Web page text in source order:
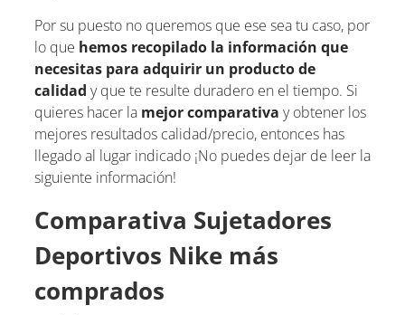
Por su puesto no queremos que ese sea tu caso, por
lo que hemos recopilado la información que
necesitas para adquirir un producto de
calidad y que te resulte duradero en el tiempo. Si
quieres hacer la mejor comparativa y obtener los
mejores resultados calidad/precio, entonces has
llegado al lugar indicado ¡No puedes dejar de leer la
siguiente información!
Comparativa Sujetadores
Deportivos Nike más
comprados